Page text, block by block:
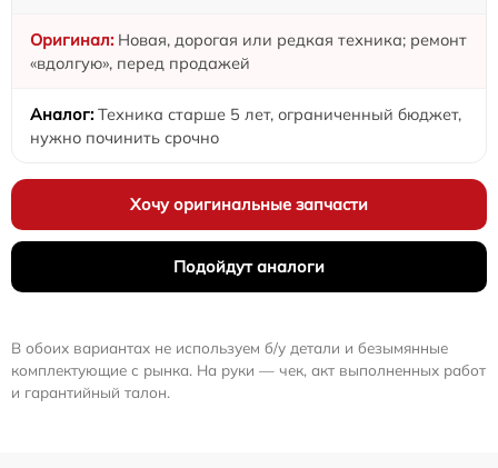
Новая, дорогая или редкая техника; ремонт
«вдолгую», перед продажей
Техника старше 5 лет, ограниченный бюджет,
нужно починить срочно
Хочу оригинальные запчасти
Подойдут аналоги
В обоих вариантах не используем б/у детали и безымянные
комплектующие с рынка. На руки — чек, акт выполненных работ
и гарантийный талон.